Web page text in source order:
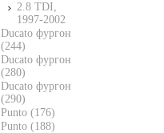
2.8 TDI,
1997-2002
Ducato фургон
(244)
Ducato фургон
(280)
Ducato фургон
(290)
Punto (176)
Punto (188)